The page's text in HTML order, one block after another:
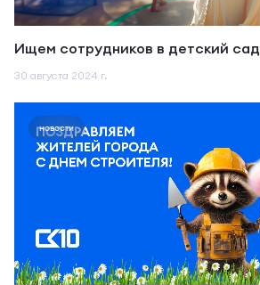
Ищем сотрудников в детский сад
30 августа 2024 г.
новости